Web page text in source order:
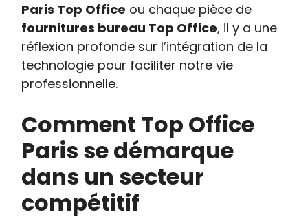
Paris Top Office ou chaque pièce de
fournitures bureau Top Office, il y a une
réflexion profonde sur l’intégration de la
technologie pour faciliter notre vie
professionnelle.
Comment Top Office
Paris se démarque
dans un secteur
compétitif